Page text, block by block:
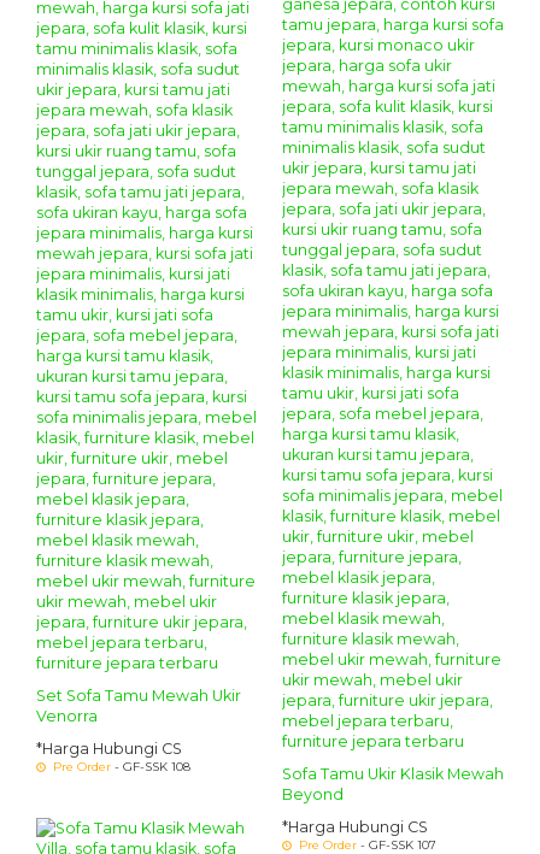
Set Sofa Tamu Mewah Ukir
Venorra
*Harga Hubungi CS
Pre Order - GF-SSK 108
Sofa Tamu Ukir Klasik Mewah
Beyond
*Harga Hubungi CS
Pre Order - GF-SSK 107